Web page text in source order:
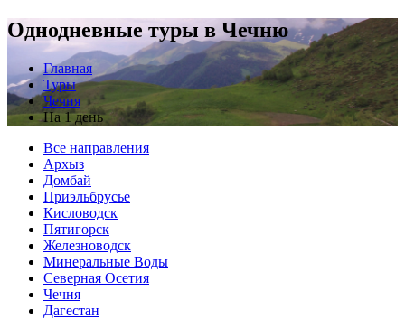
Однодневные туры в Чечню
Главная
Туры
Чечня
На 1 день
Все направления
Архыз
Домбай
Приэльбрусье
Кисловодск
Пятигорск
Железноводск
Минеральные Воды
Северная Осетия
Чечня
Дагестан